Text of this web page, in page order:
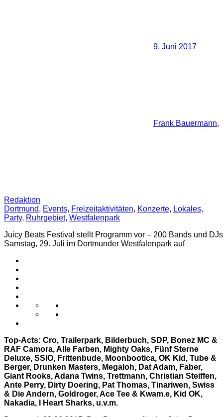
9. Juni 2017
Frank Bauermann,
Redaktion
Dortmund, Events, Freizeitaktivitäten, Konzerte, Lokales,
Party, Ruhrgebiet, Westfalenpark
Juicy Beats Festival stellt Programm vor – 200 Bands und
Samstag, 29. Juli im Dortmunder Westfalenpark auf
Top-Acts: Cro, Trailerpark, Bilderbuch, SDP, Bonez MC &
RAF Camora, Alle Farben, Mighty Oaks, Fünf Sterne
Deluxe, SSIO, Frittenbude, Moonbootica, OK Kid, Tube &
Berger, Drunken Masters, Megaloh, Dat Adam, Faber,
Giant Rooks, Adana Twins, Trettmann, Christian Steiffen,
Ante Perry, Dirty Doering, Pat Thomas, Tinariwen, Swiss
& Die Andern, Goldroger, Ace Tee & Kwam.e, Kid OK,
Nakadia, I Heart Sharks, u.v.m.